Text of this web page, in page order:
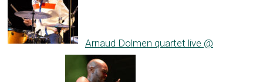
Arnaud Dolmen quartet live @